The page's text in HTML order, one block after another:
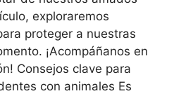
exploraremos
proteger a nuestras
¡Acompáñanos en
Consejos clave para
con animales Es